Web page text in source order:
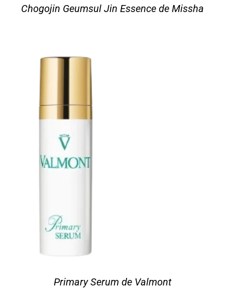
Chogojin Geumsul Jin Essence de Missha
Primary Serum de Valmont